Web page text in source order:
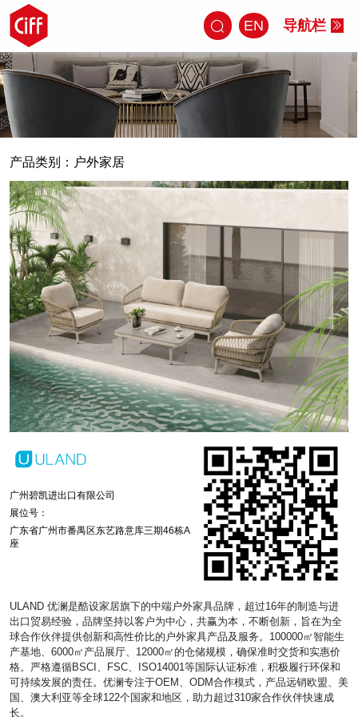
EN 导航栏
产品类别： 户外家居
广州碧凯进出口有限公司
展位号：
广东省广州市番禺区东艺路意库三期46栋A
座
ULAND 优澜是酷设家居旗下的中端户外家具品牌，超过16年的制造与进
出口贸易经验，品牌坚持以客户为中心，共赢为本，不断创新，旨在为全
球合作伙伴提供创新和高性价比的户外家具产品及服务。100000㎡智能生
产基地、6000㎡产品展厅、12000㎡的仓储规模，确保准时交货和实惠价
格。严格遵循BSCI、FSC、ISO14001等国际认证标准，积极履行环保和
可持续发展的责任。优澜专注于OEM、ODM合作模式，产品远销欧盟、美
国、澳大利亚等全球122个国家和地区，助力超过310家合作伙伴快速成
长。